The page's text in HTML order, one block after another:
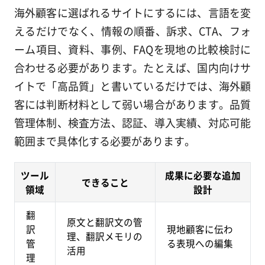
海外顧客に選ばれるサイトにするには、言語を変
えるだけでなく、情報の順番、訴求、CTA、フォ
ーム項目、資料、事例、FAQを現地の比較検討に
合わせる必要があります。たとえば、国内向けサ
イトで「高品質」と書いているだけでは、海外顧
客には判断材料として弱い場合があります。品質
管理体制、検査方法、認証、導入実績、対応可能
範囲まで具体化する必要があります。
ツール
領域
できること
成果に必要な追加
設計
翻
訳
管
理
原文と翻訳文の管
理、翻訳メモリの
活用
現地顧客に伝わ
る表現への編集